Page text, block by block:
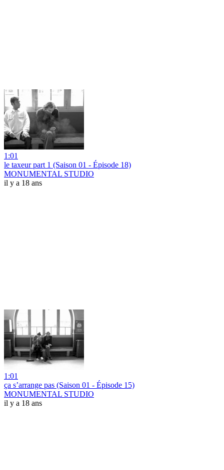
1:01
le taxeur part 1 (Saison 01 - Épisode 18)
MONUMENTAL STUDIO
il y a 18 ans
1:01
ça s’arrange pas (Saison 01 - Épisode 15)
MONUMENTAL STUDIO
il y a 18 ans